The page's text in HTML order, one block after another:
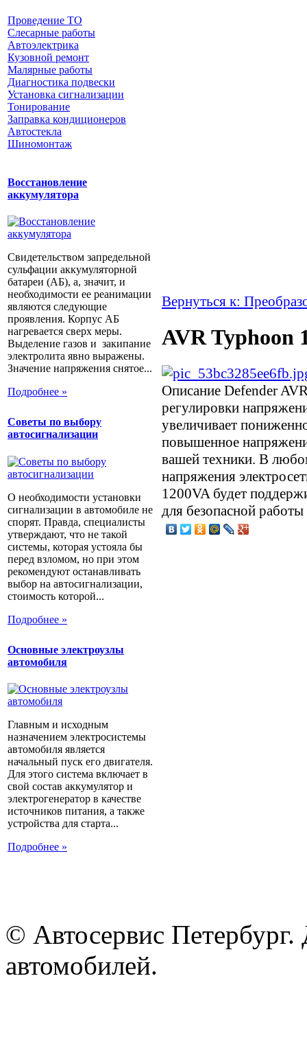
Проведение ТО
Слесарные работы
Автоэлектрика
Кузовной ремонт
Малярные работы
Диагностика подвески
Установка сигнализации
Тонирование
Заправка кондиционеров
Автостекла
Шиномонтаж
Восстановление
аккумулятора
Свидетельством запредельной
сульфации аккумуляторной
батареи (АБ), а, значит, и
необходимости ее реанимации
являются следующие
проявления. Корпус АБ
нагревается сверх меры.
Выделение газов и закипание
электролита явно выражены.
Значение напряжения снятое...
Подробнее »
Советы по выбору
автосигнализации
О необходимости установки
сигнализации в автомобиле не
спорят. Правда, специалисты
утверждают, что не такой
системы, которая устояла бы
перед взломом, но при этом
рекомендуют останавливать
выбор на автосигнализации,
стоимость которой...
Подробнее »
Основные электроузлы
автомобиля
Главным и исходным
назначением электросистемы
автомобиля является
начальный пуск его двигателя.
Для этого система включает в
свой состав аккумулятор и
электрогенератор в качестве
источников питания, а также
устройства для старта...
Подробнее »
Вернуться к:
AVR Typhoon
Описание Defender
регулировки
увеличивает
повышенное
вашей техники. В
напряжения
1200VA будет
для безопасной
© Автосервис
автомобилей.